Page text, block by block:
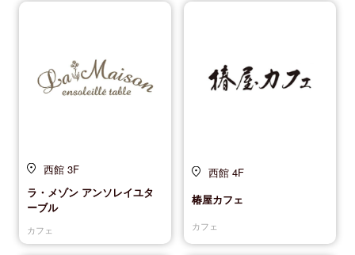
西館 3F
ラ・メゾン アンソレイユタ
ーブル
カフェ
西館 4F
椿屋カフェ
カフェ